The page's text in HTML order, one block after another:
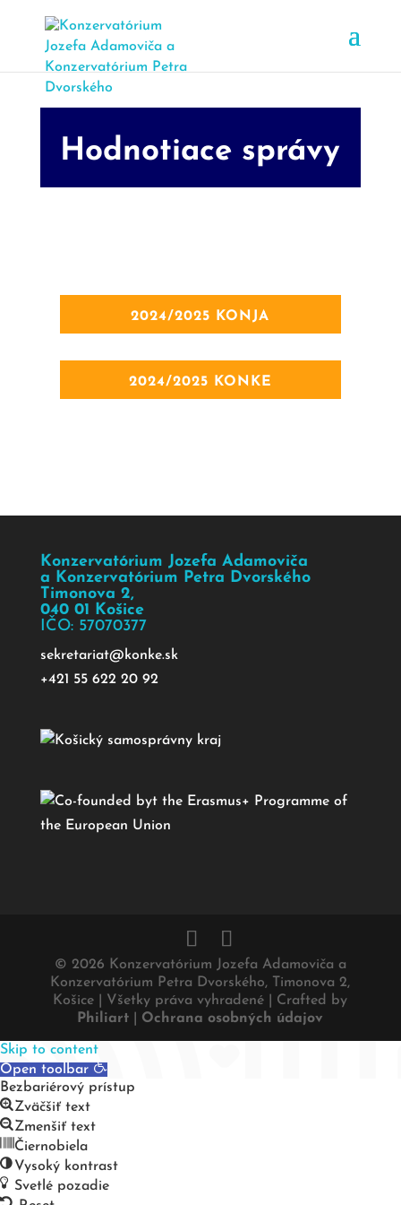
Hodnotiace správy
2024/2025 KONJA
2024/2025 KONKE
Konzervatórium Jozefa Adamoviča
a Konzervatórium Petra Dvorského
Timonova 2,
040 01 Košice
IČO: 57070377
sekretariat@konke.sk
+421 55 622 20 92
© 2026 Konzervatórium Jozefa Adamoviča a
Konzervatórium Petra Dvorského, Timonova 2,
Košice | Všetky práva vyhradené | Crafted by
Philiart
Ochrana osobných údajov
Skip to content
Open toolbar
Bezbariérový prístup
Zväčšiť text
Zmenšiť text
Čiernobiela
Vysoký kontrast
Svetlé pozadie